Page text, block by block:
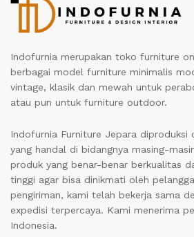
Indofurnia merupakan toko furniture
berbagai model furniture minimalis
vintage, klasik dan mewah untuk
atau pun untuk furniture outdoor.
Indofurnia Furniture Jepara diproduksi
yang handal di bidangnya masing-
produk yang benar-benar berkualitas
tinggi agar bisa dinikmati oleh
pengiriman, kami telah bekerja sama
expedisi terpercaya. Kami menerima
Indonesia.